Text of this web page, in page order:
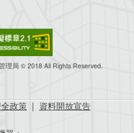
理局 © 2018 All Rights Reserved.
政策 | 資料開放宣告